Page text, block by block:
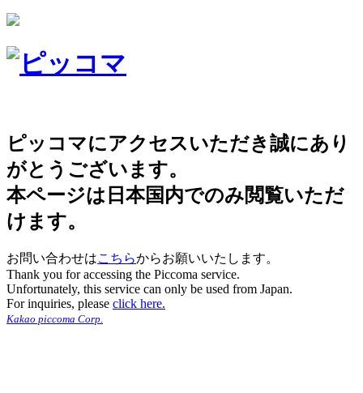
ピッコマにアクセスいただき誠にあり
がとうございます。
本ページは日本国内でのみ閲覧いただ
けます。
お問い合わせはこちらからお願いいたします。
Thank you for accessing the Piccoma service.
Unfortunately, this service can only be used from Japan.
For inquiries, please click here.
Kakao piccoma Corp.